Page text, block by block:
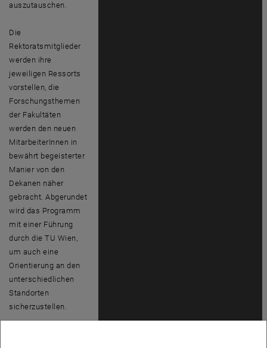
auszutauschen.
Die
Rektoratsmitglieder
werden ihre
jeweiligen Ressorts
vorstellen, die
Forschungsthemen
der Fakultäten
werden den neuen
MitarbeiterInnen in
bewährt begeisterter
Manier von den
Dekanen näher
gebracht. Abgerundet
wird das Programm
mit einer Führung
durch die TU Wien,
um auch eine
Orientierung an den
unterschiedlichen
Standorten
sicherzustellen.